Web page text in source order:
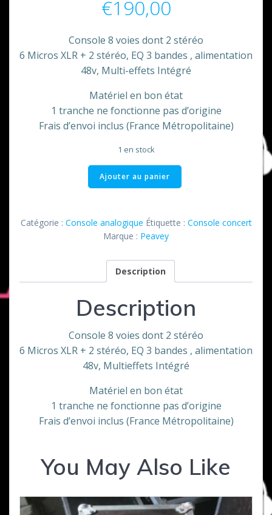
€190,00
Console 8 voies dont 2 stéréo
6 Micros XLR + 2 stéréo, EQ 3 bandes , alimentation
48v, Multi-effets Intégré
Matériel en bon état
1 tranche ne fonctionne pas d’origine
Frais d’envoi inclus (France Métropolitaine)
1 en stock
quantité
de
Ajouter au panier
Catégorie : Console analogique Étiquette : Console concert
Marque : Peavey
Description
Description
Console 8 voies dont 2 stéréo
6 Micros XLR + 2 stéréo, EQ 3 bandes , alimentation
48v, Multieffets Intégré
Matériel en bon état
1 tranche ne fonctionne pas d’origine
Frais d’envoi inclus (France Métropolitaine)
You May Also Like